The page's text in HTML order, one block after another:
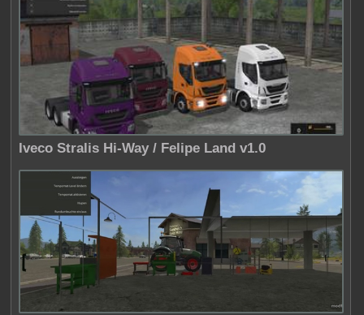
Iveco Stralis Hi-Way / Felipe Land v1.0